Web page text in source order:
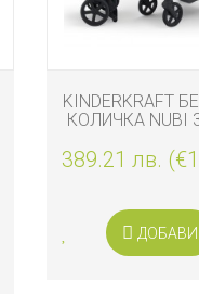
KINDERKRAFT
КОЛИЧКА NUBI
389.21 лв.
ДОБАВИ